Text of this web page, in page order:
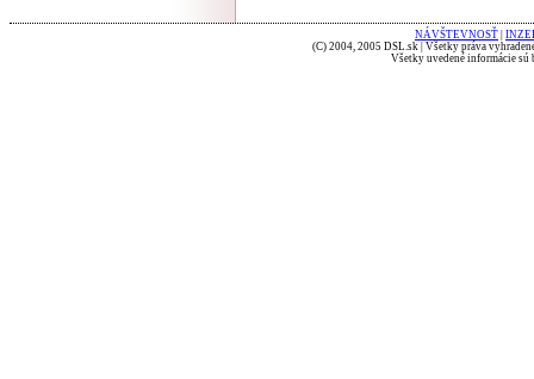
NÁVŠTEVNOSŤ
(C) 2004, 2005 DSL.sk | Všetky práva
Všetky uvedené informácie sú